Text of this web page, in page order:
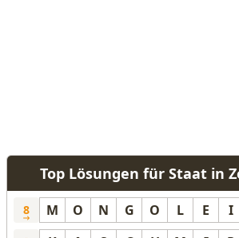
Top Lösungen für Staat in
8 M O N G O L E I